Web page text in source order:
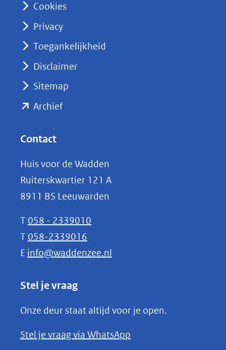
nieuw
naar
Cookies
Privacy
Toegankelijkheid
Disclaimer
Sitemap
Archief(opent
(verwijst
naar
een
andere
website)
Contact
Huis voor de Wadden
Ruiterskwartier 121 A
8911 BS Leeuwarden
T 058 - 2339010
T 058-2339016
E info@waddenzee.nl
Stel je vraag
Onze deur staat altijd voor je open.
Stel je vraag via WhatsApp